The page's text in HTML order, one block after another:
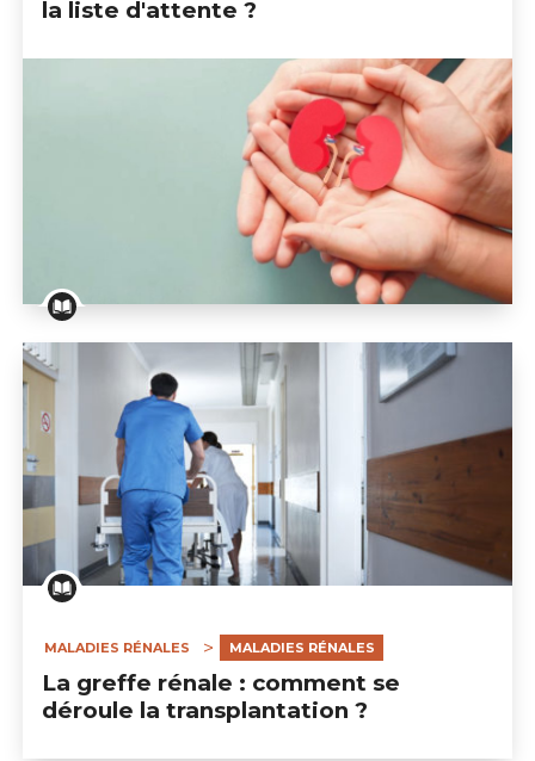
la liste d'attente ?
La greffe rénale : comment accéder à la liste
MALADIES RÉNALES MALADIES RÉNALES
La greffe rénale : comment se
déroule la transplantation ?